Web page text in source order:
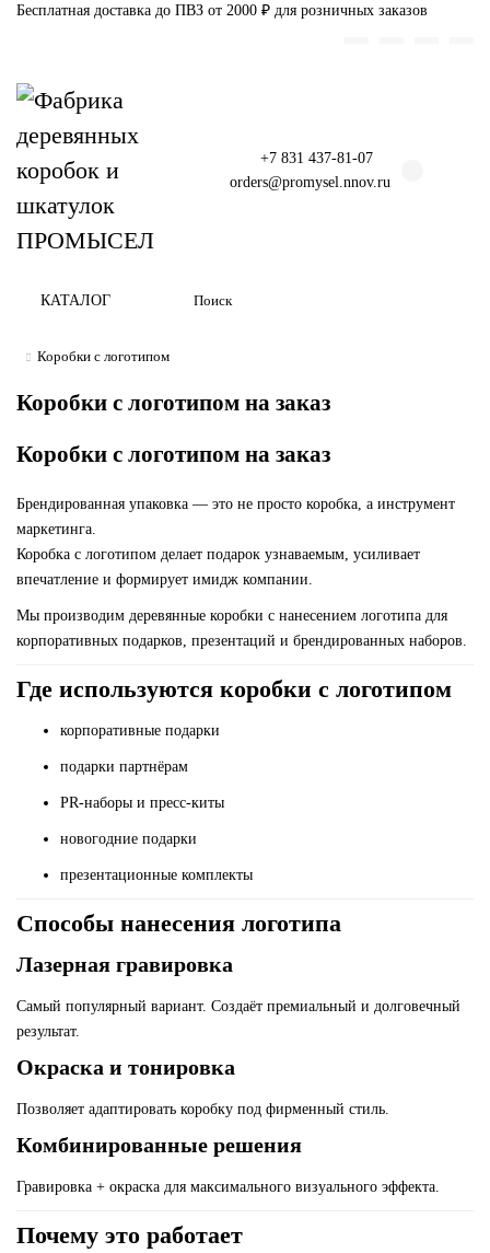
Бесплатная доставка до ПВЗ от 2000 ₽ для розничных заказов
+7 831 437-81-07
orders@promysel.nnov.ru
КАТАЛОГ
Коробки с логотипом
Коробки с логотипом на заказ
Коробки с логотипом на заказ
Брендированная упаковка — это не просто коробка, а инструмент
маркетинга.
Коробка с логотипом делает подарок узнаваемым, усиливает
впечатление и формирует имидж компании.
Мы производим деревянные коробки с нанесением логотипа для
корпоративных подарков, презентаций и брендированных наборов.
Где используются коробки с логотипом
корпоративные подарки
подарки партнёрам
PR-наборы и пресс-киты
новогодние подарки
презентационные комплекты
Способы нанесения логотипа
Лазерная гравировка
Самый популярный вариант. Создаёт премиальный и долговечный
результат.
Окраска и тонировка
Позволяет адаптировать коробку под фирменный стиль.
Комбинированные решения
Гравировка + окраска для максимального визуального эффекта.
Почему это работает